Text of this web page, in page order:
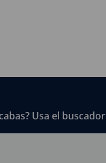
Usa el buscador